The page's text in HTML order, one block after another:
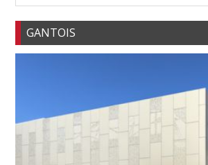
GANTOIS